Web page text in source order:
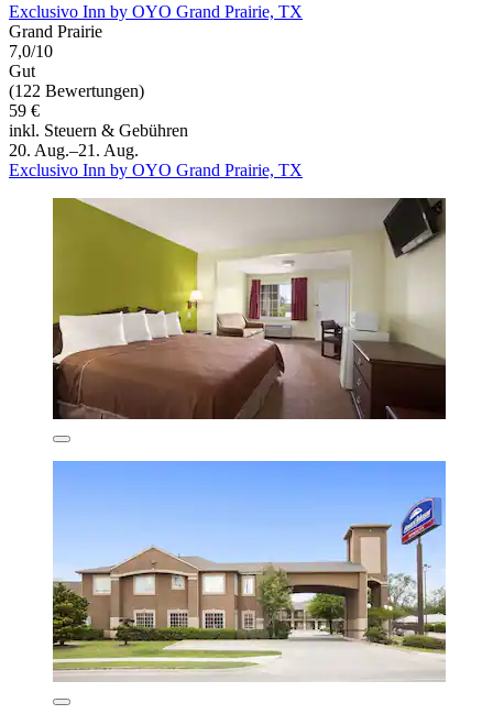
Exclusivo Inn by OYO Grand Prairie, TX
Grand Prairie
7,0/10
Gut
(122 Bewertungen)
59 €
inkl. Steuern & Gebühren
20. Aug.–21. Aug.
Exclusivo Inn by OYO Grand Prairie, TX